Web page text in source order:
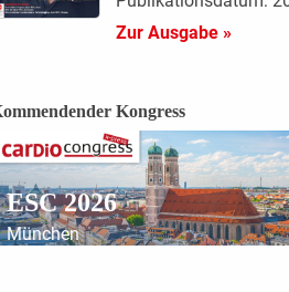
Zur Ausgabe »
Kongress
ESC 2026
München